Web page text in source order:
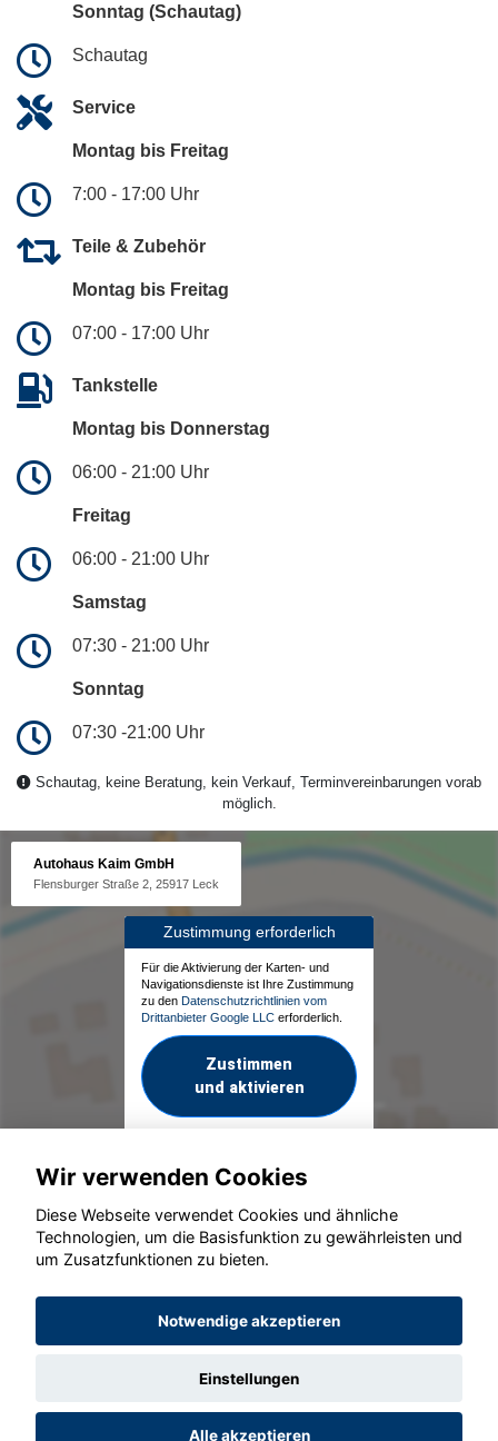
Sonntag (Schautag)
Schautag
Service
Montag bis Freitag
7:00 - 17:00 Uhr
Teile & Zubehör
Montag bis Freitag
07:00 - 17:00 Uhr
Tankstelle
Montag bis Donnerstag
06:00 - 21:00 Uhr
Freitag
06:00 - 21:00 Uhr
Samstag
07:30 - 21:00 Uhr
Sonntag
07:30 -21:00 Uhr
Schautag, keine Beratung, kein Verkauf, Terminvereinbarungen vorab
möglich.
Autohaus Kaim GmbH
Flensburger Straße 2, 25917 Leck
Zustimmung erforderlich
Für die Aktivierung der Karten- und
Navigationsdienste ist Ihre Zustimmung
zu den Datenschutzrichtlinien vom
Drittanbieter Google LLC erforderlich.
Zustimmen
und aktivieren
© konjunkturmotor.de GmbH 2020 - 2026
Wir verwenden Cookies
Diese Webseite verwendet Cookies und ähnliche
Technologien, um die Basisfunktion zu gewährleisten und
um Zusatzfunktionen zu bieten.
Notwendige akzeptieren
Einstellungen
Alle akzeptieren